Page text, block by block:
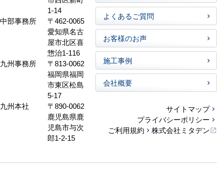
1-14
中部事務所
〒462-0065
愛知県名古
屋市北区喜
惣治1-116
九州事務所
〒813-0062
福岡県福岡
市東区松島
5-17
九州本社
〒890-0062
鹿児島県鹿
児島市与次
郎1-2-15
よくあるご質問
お客様のお声
施工事例
会社概要
サイトマップ
プライバシーポリシー
ご利用規約
株式会社ミタデン